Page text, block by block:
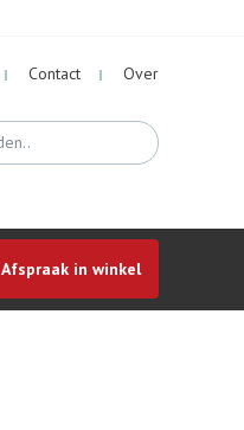
Contact Over
Afspraak in winkel